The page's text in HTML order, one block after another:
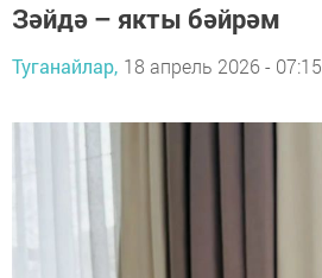
Зәйдә – якты бәйрәм
Туганайлар, 18 апрель 2026 - 07:15